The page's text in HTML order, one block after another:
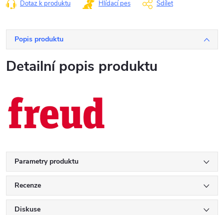
Dotaz k produktu Hlídací pes Sdílet
Popis produktu
Detailní popis produktu
Parametry produktu
Recenze
Diskuse